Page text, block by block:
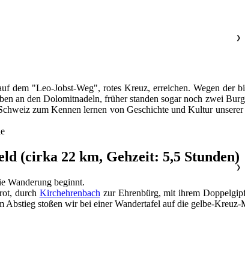
dem "Leo-Jobst-Weg", rotes Kreuz, erreichen. Wegen
an den Dolomitnadeln, früher standen sogar noch zwei
zum Kennen lernen von Geschichte und Kultur
(cirka 22 km, Gehzeit: 5,5 Stunden)
Wanderung beginnt.
durch Kirchehrenbach zur Ehrenbürg, mit ihrem
stoßen wir bei einer Wandertafel auf die gelbe-
❯
❯